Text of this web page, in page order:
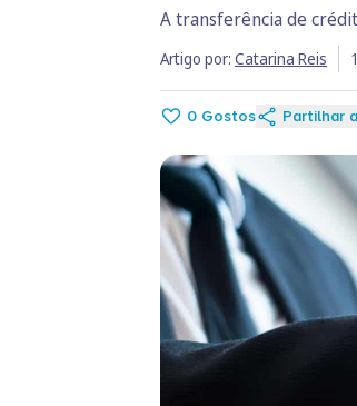
A transferência de
Artigo por: Catarina Reis
0 Gostos Partilhar